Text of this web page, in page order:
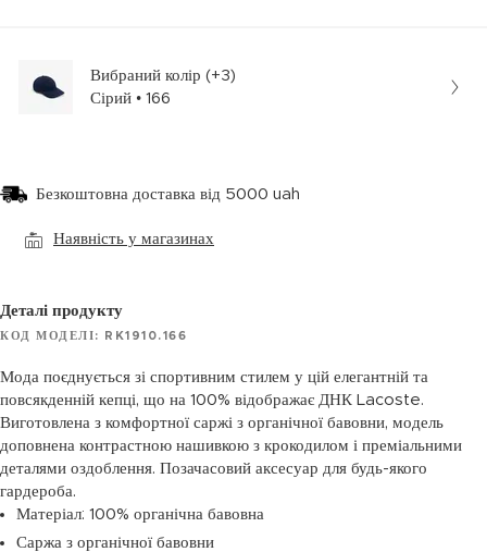
Вибраний колір (+3)
Сірий • 166
Безкоштовна доставка від 5000 uah
Наявність у магазинах
Деталі продукту
КОД МОДЕЛІ: RK1910.166
Мода поєднується зі спортивним стилем у цій елегантній та
повсякденній кепці, що на 100% відображає ДНК Lacoste.
Виготовлена з комфортної саржі з органічної бавовни, модель
доповнена контрастною нашивкою з крокодилом і преміальними
деталями оздоблення. Позачасовий аксесуар для будь-якого
гардероба.
Матеріал: 100% органічна бавовна
Саржа з органічної бавовни